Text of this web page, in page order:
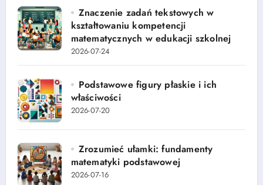
Znaczenie zadań tekstowych w
kształtowaniu kompetencji
matematycznych w edukacji szkolnej
2026-07-24
Podstawowe figury płaskie i ich
właściwości
2026-07-20
Zrozumieć ułamki: fundamenty
matematyki podstawowej
2026-07-16